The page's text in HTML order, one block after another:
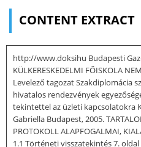
CONTENT EXTRACT
http://www.doksihu Budapesti
KÜLKERESKEDELMI FŐISKOLA
Levelező tagozat Szakdiplomácia
hivatalos rendezvények
tekintettel az üzleti kapcsolatokra
Gabriella Budapest, 2005.
PROTOKOLL ALAPFOGALMAI,
1.1 Történeti visszatekintés 7.